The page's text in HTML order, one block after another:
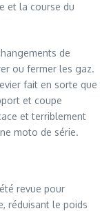
et la course du
de
ou fermer les gaz.
fait en sorte que
et coupe
et terriblement
moto de série.
revue pour
réduisant le poids